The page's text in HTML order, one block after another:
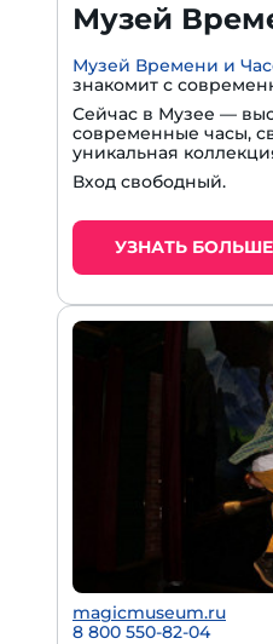
Музей
Музей Времени и
знакомит с
Сейчас в Музее —
современные часы,
уникальная
Вход свободный.
УЗНАТЬ БОЛЬШЕ
magicmuseum.ru
8 800 550-82-04